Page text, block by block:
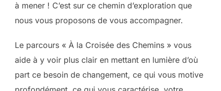
à mener ! C’est sur ce chemin d’exploration que
nous vous proposons de vous accompagner.
Le parcours « À la Croisée des Chemins » vous
aide à y voir plus clair en mettant en lumière d’où
part ce besoin de changement, ce qui vous motive